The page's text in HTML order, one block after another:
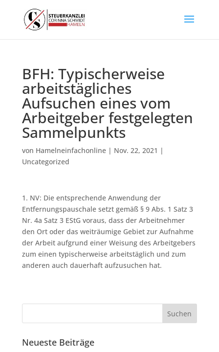
BFH: Typischerweise
arbeitstägliches
Aufsuchen eines vom
Arbeitgeber festgelegten
Sammelpunkts
von Hamelneinfachonline| Nov. 22, 2021 |
Uncategorized
1. NV: Die entsprechende Anwendung der
Entfernungspauschale setzt gemäß § 9 Abs. 1 Satz 3
Nr. 4a Satz 3 EStG voraus, dass der Arbeitnehmer
den Ort oder das weiträumige Gebiet zur Aufnahme
der Arbeit aufgrund einer Weisung des Arbeitgebers
zum einen typischerweise arbeitstäglich und zum
anderen auch dauerhaft aufzusuchen hat.
Neueste Beiträge